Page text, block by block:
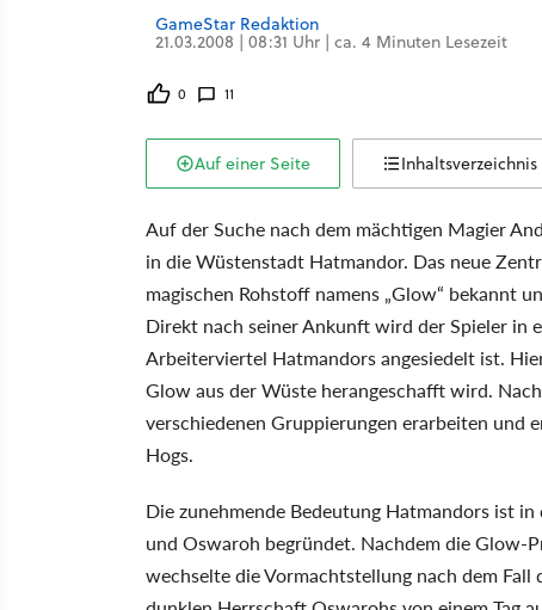
GameStar Redaktion
21.03.2008 | 08:31 Uhr | ca. 4 Minuten Lesezeit
0 11
Auf einer Seite Inhaltsverzeichnis
Auf der Suche nach dem mächtigen Magier
in die Wüstenstadt Hatmandor. Das neue
magischen Rohstoff namens „Glow“ bekannt
Direkt nach seiner Ankunft wird der Spieler in
Arbeiterviertel Hatmandors angesiedelt ist.
Glow aus der Wüste herangeschafft wird.
verschiedenen Gruppierungen erarbeiten und
Hogs.
Die zunehmende Bedeutung Hatmandors ist
und Oswaroh begründet. Nachdem die
wechselte die Vormachtstellung nach dem